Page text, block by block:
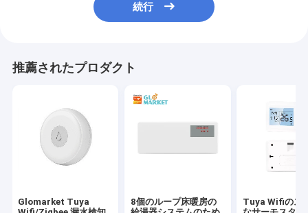
続行
推薦されたプロダクト
Glomarket Tuya
8個のループ床暖房の
Tuya Wifiのス